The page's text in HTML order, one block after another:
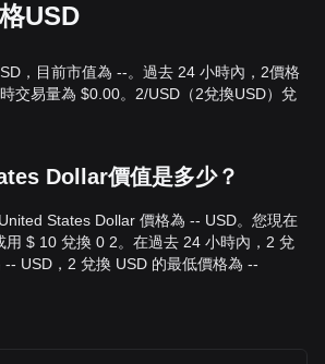
USD
，目前市值為 --。過去 24 小時內，2價格
交易量為 $0.00。2/USD（2兌換USD）兌
Dollar價值是多少？
States Dollar 價格為 -- USD。您現在
$ 10 兌換 0 2。在過去 24 小時內，2 兌
USD，2 兌換 USD 的最低價格為 --